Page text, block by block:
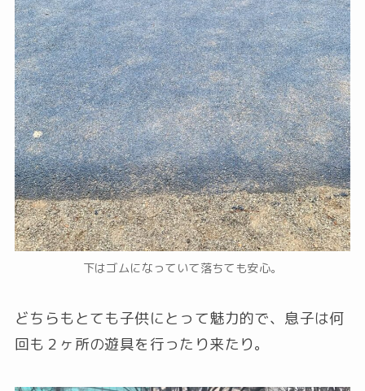
下はゴムになっていて落ちても安心。
どちらもとても子供にとって魅力的で、息子は何
回も２ヶ所の遊具を行ったり来たり。